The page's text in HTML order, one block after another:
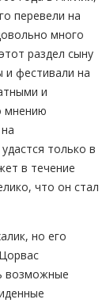
перевели на
много
раздел сыну
фестивали на
и
мнению
только в
в течение
что он стал
но его
возможные